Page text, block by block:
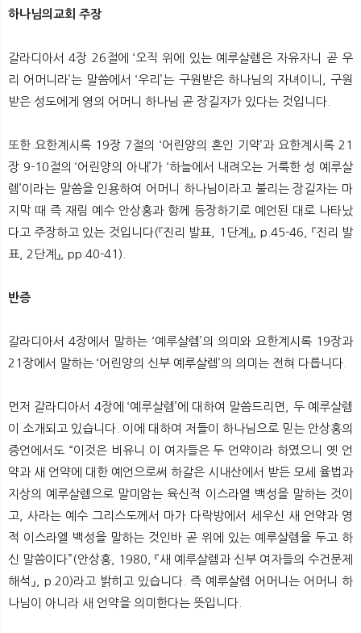
하나님의교회 주장
갈라디아서 4장 26절에 ‘오직 위에 있는 예루살렘은 자유자니 곧 우
리 어머니라’는 말씀에서 ‘우리’는 구원받은 하나님의 자녀이니, 구원
받은 성도에게 영의 어머니 하나님 곧 장길자가 있다는 것입니다.
또한 요한계시록 19장 7절의 ‘어린양의 혼인 기약’과 요한계시록 21
장 9-10절의 ‘어린양의 아내’가 ‘하늘에서 내려오는 거룩한 성 예루살
렘’이라는 말씀을 인용하여 어머니 하나님이라고 불리는 장길자는 마
지막 때 즉 재림 예수 안상홍과 함께 등장하기로 예언된 대로 나타났
다고 주장하고 있는 것입니다(『진리 발표, 1단계』, p.45-46, 『진리 발
표, 2단계』, pp.40-41).
반증
갈라디아서 4장에서 말하는 ‘예루살렘’의 의미와 요한계시록 19장과
21장에서 말하는 ‘어린양의 신부 예루살렘’의 의미는 전혀 다릅니다.
먼저 갈라디아서 4장에 ‘예루살렘’에 대하여 말씀드리면, 두 예루살렘
이 소개되고 있습니다. 이에 대하여 저들이 하나님으로 믿는 안상홍의
증언에서도 “이것은 비유니 이 여자들은 두 언약이라 하였으니 옛 언
약과 새 언약에 대한 예언으로써 하갈은 시내산에서 받든 모세 율법과
지상의 예루살렘으로 말미암는 육신적 이스라엘 백성을 말하는 것이
고, 사라는 예수 그리스도께서 마가 다락방에서 세우신 새 언약과 영
적 이스라엘 백성을 말하는 것인바 곧 위에 있는 예루살렘을 두고 하
신 말씀이다”(안상홍, 1980, 『새 예루살렘과 신부 여자들의 수건문제
해석』, p.20)라고 밝히고 있습니다. 즉 예루살렘 어머니는 어머니 하
나님이 아니라 새 언약을 의미한다는 뜻입니다.